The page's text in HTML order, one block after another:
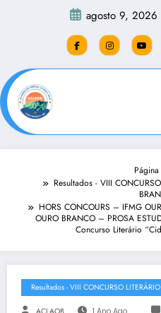
agosto 9, 2026
Resultados - VIII
HORS CONCOURS – IFMG
OURO BRANCO – PROSA
Concurso Literário
Resultados - VIII CONCURSO
ACLAOB 1 Ano Ago